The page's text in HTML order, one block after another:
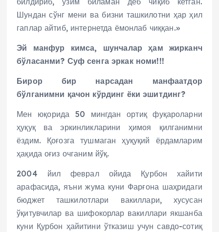
Шундан сўнг мени ва бизни ташкилотни ҳар ҳил
гаплар айтиб, интернетда ёмонлаб чиққан.»
Эй манфур кимса, шунчалар ҳам жирканч
бўласанми? Суф сенга эркак номи!!!
Бирор бир нарсадан манфаатдор
бўлганимни қачон кўрдинг ёки эшитдинг?
Мен юқорида 50 мингдан ортиқ фуқароларни
ҳуқуқ ва эркинликларини ҳимоя қилганимни
ёздим. Қоғозга тушмаган ҳуқуқий ёрдамларим
ҳақида оғиз очганим йўқ.
2004 йил феврал ойида Қурбон хайити
арафасида, яъни жума куни Фарғона шаҳридаги
бюджет ташкилотлари вакиллари, хусусан
ўқитувчилар ва шифокорлар вакиллари якшанба
куни Қурбон ҳайитини ўтказиш учун савдо-сотиқ